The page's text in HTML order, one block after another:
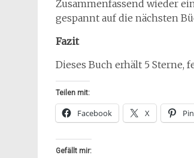
Zusammenfassend wieder
gespannt auf die nächsten
Fazit
Dieses Buch erhält 5 Sterne,
Teilen mit:
Facebook X
Gefällt mir: